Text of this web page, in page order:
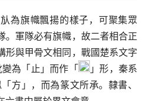
為旗幟飄揚的樣子，可聚集眾
。軍隊必有旗幟，故二者相合正
形與甲骨文相同，戰國楚系文字
為「止」而作「
」形，秦系
方」，而為篆文所承。隸書、